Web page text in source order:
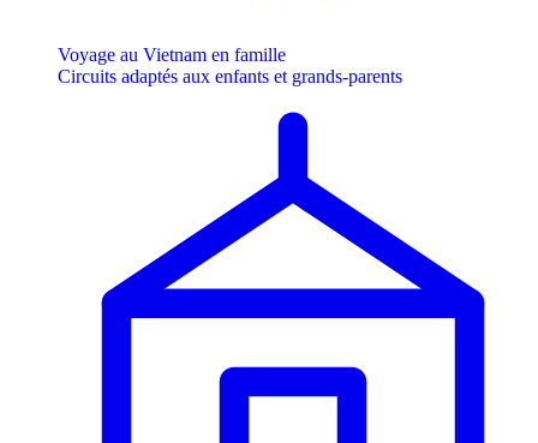
Voyage au Vietnam en famille
Circuits adaptés aux enfants et grands-parents